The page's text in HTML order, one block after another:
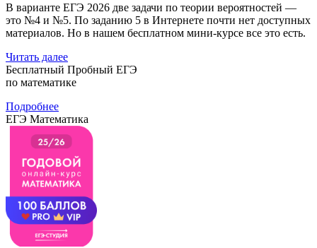
В варианте ЕГЭ 2026 две задачи по теории вероятностей —
это №4 и №5. По заданию 5 в Интернете почти нет доступных
материалов. Но в нашем бесплатном мини-курсе все это есть.
Читать далее
Бесплатный Пробный ЕГЭ
по математике
Подробнее
ЕГЭ Математика